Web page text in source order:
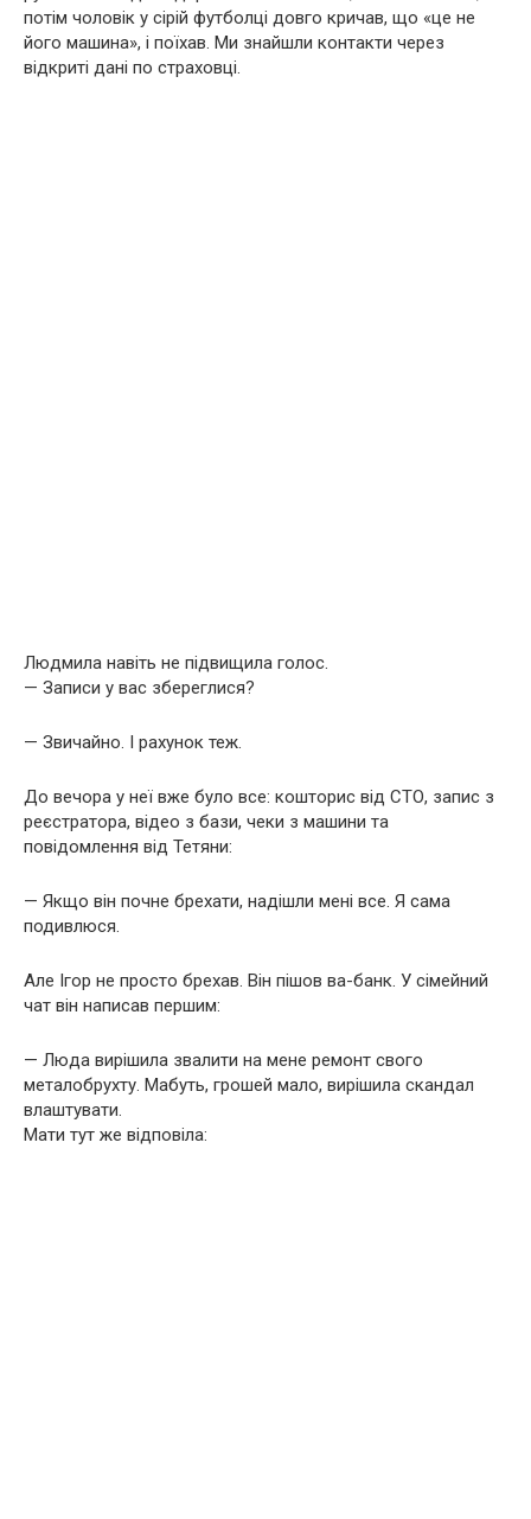
потім чоловік у сірій футболці довго кричав, що «це не
його машина», і поїхав. Ми знайшли контакти через
відкриті дані по страховці.
Людмила навіть не підвищила голос.
— Записи у вас збереглися?
— Звичайно. І рахунок теж.
До вечора у неї вже було все: кошторис від СТО, запис з
реєстратора, відео з бази, чеки з машини та
повідомлення від Тетяни:
— Якщо він почне брехати, надішли мені все. Я сама
подивлюся.
Але Ігор не просто брехав. Він пішов ва-банк. У сімейний
чат він написав першим:
— Люда вирішила звалити на мене ремонт свого
металобрухту. Мабуть, грошей мало, вирішила скандал
влаштувати.
Мати тут же відповіла: